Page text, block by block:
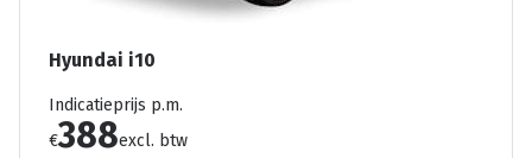
Hyundai i10
Indicatieprijs p.m.
€388excl. btw